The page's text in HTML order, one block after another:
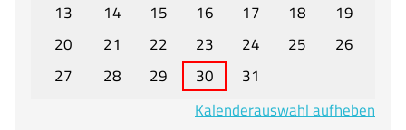
Unser Unterricht - Fachcurricula
Unsere Konzepte
Downloads
Unter-, Mittel und Oberstufe
13
14 15 16 17 18
19
20
21 22 23 24 25
26
27
28 29 30
31
Kalenderauswahl aufheben